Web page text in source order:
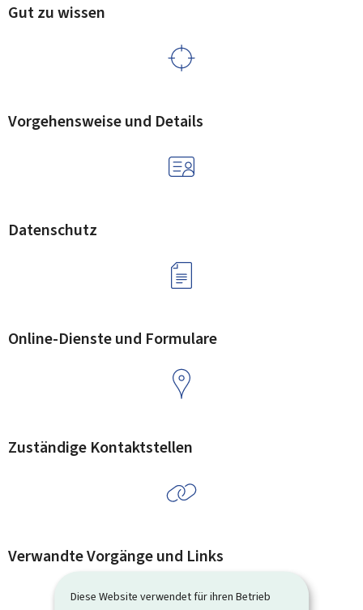
Diese Website verwendet für ihren Betrieb
Gut zu wissen
Vorgehensweise und Details
Datenschutz
Online-Dienste und Formulare
Zuständige Kontaktstellen
Verwandte Vorgänge und Links